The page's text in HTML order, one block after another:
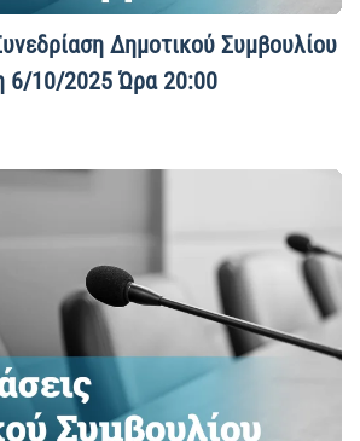
Δημοτικού Συμβουλίου
6/10/2025 Ώρα 20:00